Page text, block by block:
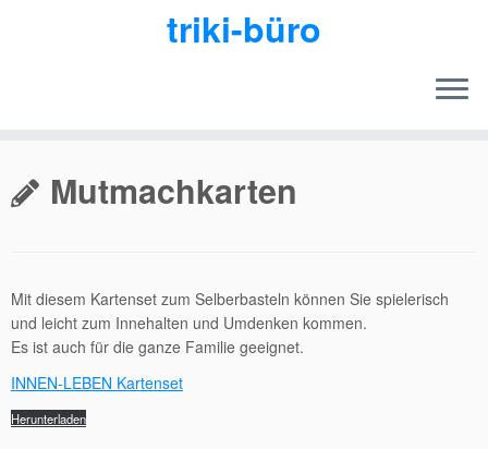
Inhalt
springen
triki-büro
Mutmachkarten
Mit diesem Kartenset zum Selberbasteln können Sie spielerisch
und leicht zum Innehalten und Umdenken kommen.
Es ist auch für die ganze Familie geeignet.
INNEN-LEBEN Kartenset
Herunterladen